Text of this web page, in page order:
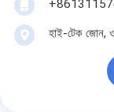
হাই-টেক জোন,